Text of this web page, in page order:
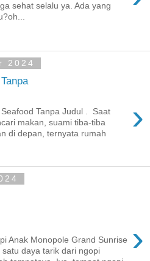
sehat selalu ya. Ada yang
2024
›
Tanpa Judul . Saat
makan, suami tiba-tiba
di depan, ternyata rumah
›
Anak Monopole Grand Sunrise
daya tarik dari ngopi